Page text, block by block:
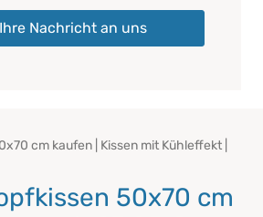
Ihre Nachricht an uns
cm kaufen | Kissen mit Kühleffekt |
50x70 cm